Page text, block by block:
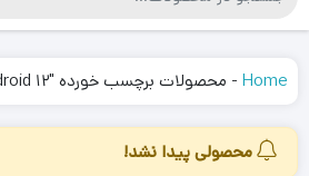
Home
- محصولات برچسب خورده "Android ۱۲"
محصولی پیدا نشد!